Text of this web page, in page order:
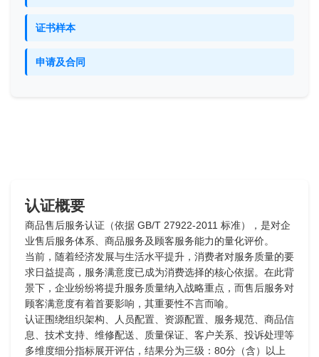
证书样本
申请及合同
认证概要
商品售后服务认证（依据 GB/T 27922-2011 标准），是对企
业售后服务体系、商品服务及顾客服务能力的量化评价。
当前，随着经济发展与生活水平提升，消费者对服务质量的要
求日益提高，服务满意度已成为消费选择的核心依据。在此背
景下，企业纷纷将提升服务质量纳入战略重点，而售后服务对
顾客满意度有着首要影响，其重要性不言而喻。
认证围绕组织架构、人员配置、资源配置、服务规范、商品信
息、技术支持、维修配送、质量保证、客户关系、投诉处理等
多维度细分指标展开评估，结果分为三级：80分（含）以上